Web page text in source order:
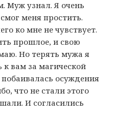
Муж узнал. Я очень
меня простить.
ко мне не чувствует.
прошлое, и свою
Но терять мужа я
к вам за магической
осуждения
что не стали этого
И согласились